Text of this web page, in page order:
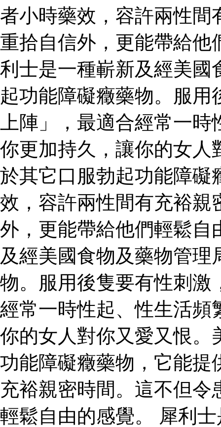
者小時藥效，容許兩性間
重拾自信外，更能帶給
利士是一種嶄新及經美國
起功能障礙癥藥物。服
上陣」，最適合經常一
你更加持久，讓你的女人
於其它口服勃起功能障礙
效，容許兩性間有充裕親
外，更能帶給他們輕鬆自
及經美國食物及藥物管
物。服用後隻要有性刺激
經常一時性起、性生活頻
你的女人對你又愛又恨。
功能障礙癥藥物，它能提
充裕親密時間。這不但
輕鬆自由的感覺。 犀利